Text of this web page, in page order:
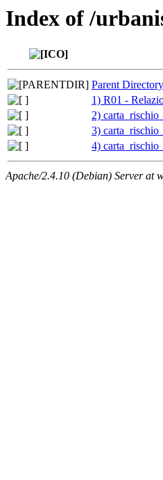
Index of /
Parent Directory
1) R01 -
2)
3)
4)
Apache/2.4.10 (Debian) Server at